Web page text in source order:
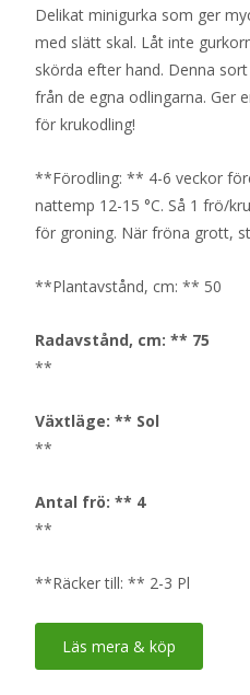
Delikat minigurka som ger
med slätt skal. Låt inte
skörda efter hand. Denna
från de egna odlingarna. Ger
för krukodling!
**Förodling: ** 4-6 veckor
nattemp 12-15 °C. Så 1 frö/
för groning. När fröna grott,
**Plantavstånd, cm: ** 50
Radavstånd, cm: ** 75
**
Växtläge: ** Sol
**
Antal frö: ** 4
**
**Räcker till: ** 2-3 Pl
Läs mera & köp